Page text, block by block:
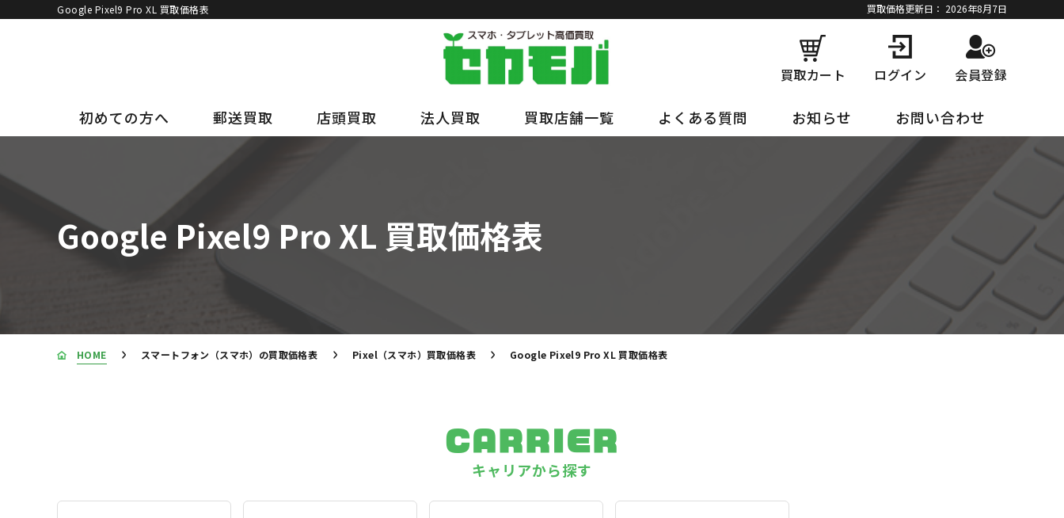
買取価格更新日： 2026年8月7日
Google Pixel9 Pro XL 買取価格表
買取カート ログイン 会員登録
初めての方へ 郵送買取 店頭買取 法人買取 買取店舗一覧 よくある質問 お知らせ お問い合わせ
Google Pixel9 Pro XL 買取価格表
HOME スマートフォン（スマホ）の買取価格表 Pixel（スマホ）買取価格表 Google Pixel9 Pro XL 買取価格表
CARRIER
キャリアから探す